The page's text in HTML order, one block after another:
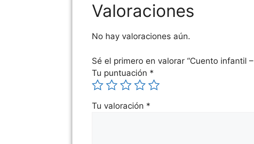
Valoraciones
No hay valoraciones aún.
Sé el primero en valorar “Cuento infantil
Tu puntuación *
Tu valoración *